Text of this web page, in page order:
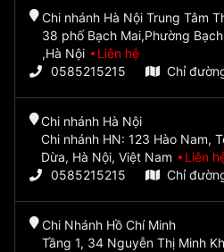
Chi nhánh Hà Nội Trung Tâm
38 phố Bạch Mai,Phường
,Hà Nội
Liên hệ
0585215215
Chỉ
Chi nhánh Hà Nội
Chi nhánh HN: 123 Hào Nam,
Dừa, Hà Nội, Việt Nam
Liên
0585215215
Chỉ
Chi Nhánh Hồ Chí Minh
Tầng 1, 34 Nguyễn Thị Minh